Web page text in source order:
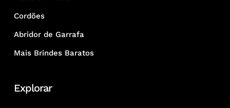
Cordões
Abridor de Garrafa
Mais Brindes Baratos
Explorar